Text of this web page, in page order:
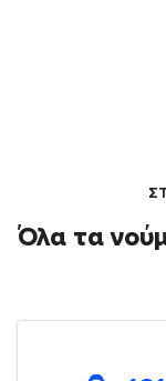
Όλα τα